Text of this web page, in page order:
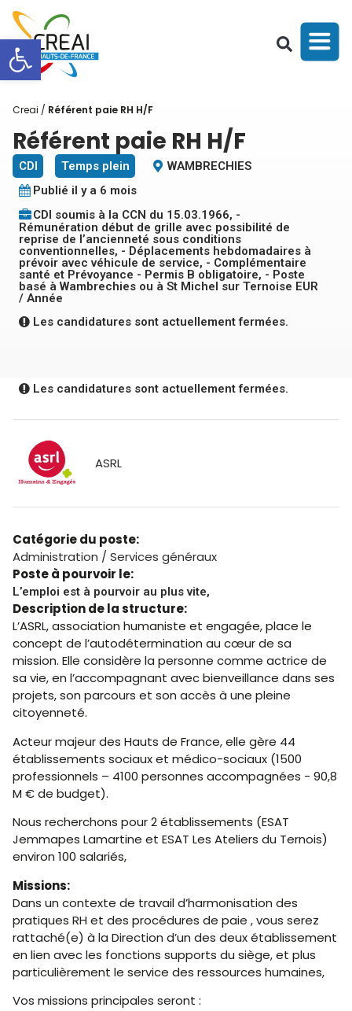
Ouvrir la barre d’outils
Creai / Référent paie RH H/F
Référent paie RH H/F
CDI Temps plein
WAMBRECHIES
Publié il y a 6 mois
CDI soumis à la CCN du 15.03.1966, -
Rémunération début de grille avec possibilité de
reprise de l’ancienneté sous conditions
conventionnelles, - Déplacements hebdomadaires à
prévoir avec véhicule de service, - Complémentaire
santé et Prévoyance - Permis B obligatoire, - Poste
basé à Wambrechies ou à St Michel sur Ternoise EUR
/ Année
Les candidatures sont actuellement fermées.
Les candidatures sont actuellement fermées.
ASRL
Catégorie du poste:
Administration / Services généraux
Poste à pourvoir le:
L’emploi est à pourvoir au plus vite,
Description de la structure:
L’ASRL, association humaniste et engagée, place le
concept de l’autodétermination au cœur de sa
mission. Elle considère la personne comme actrice de
sa vie, en l’accompagnant avec bienveillance dans ses
projets, son parcours et son accès à une pleine
citoyenneté.
Acteur majeur des Hauts de France, elle gère 44
établissements sociaux et médico-sociaux (1500
professionnels – 4100 personnes accompagnées - 90,8
M € de budget).
Nous recherchons pour 2 établissements (ESAT
Jemmapes Lamartine et ESAT Les Ateliers du Ternois)
environ 100 salariés,
Missions:
Dans un contexte de travail d’harmonisation des
pratiques RH et des procédures de paie , vous serez
rattaché(e) à la Direction d’un des deux établissement
en lien avec les fonctions supports du siège, et plus
particulièrement le service des ressources humaines,
Vos missions principales seront :